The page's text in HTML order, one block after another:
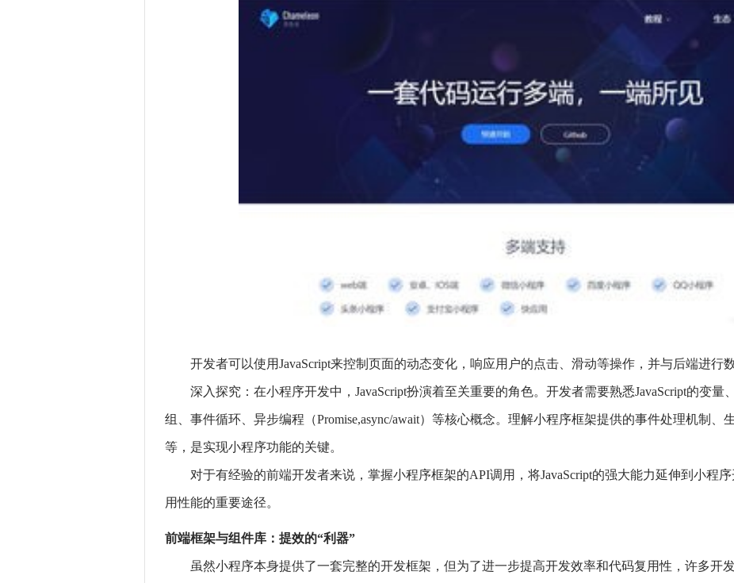
开发者可以使用JavaScript来控制页面的动态变化，响应用户的点击、滑动等操作，并与后端进行数
深入探究：在小程序开发中，JavaScript扮演着至关重要的角色。开发者需要熟悉JavaScript的变量
组、事件循环、异步编程（Promise,async/await）等核心概念。理解小程序框架提供的事件处理机制、
等，是实现小程序功能的关键。
对于有经验的前端开发者来说，掌握小程序框架的API调用，将JavaScript的强大能力延伸到小程
用性能的重要途径。
前端框架与组件库：提效的“利器”
虽然小程序本身提供了一套完整的开发框架，但为了进一步提高开发效率和代码复用性，许多开